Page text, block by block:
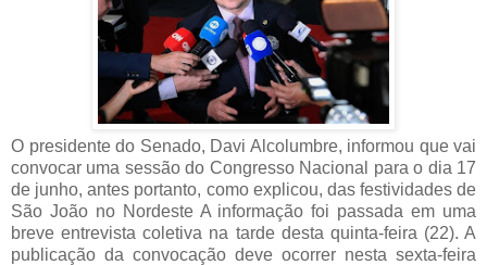
O presidente do Senado, Davi Alcolumbre, informou que vai
convocar uma sessão do Congresso Nacional para o dia 17
de junho, antes portanto, como explicou, das festividades de
São João no Nordeste A informação foi passada em uma
breve entrevista coletiva na tarde desta quinta-feira (22). A
publicação da convocação deve ocorrer nesta sexta-feira